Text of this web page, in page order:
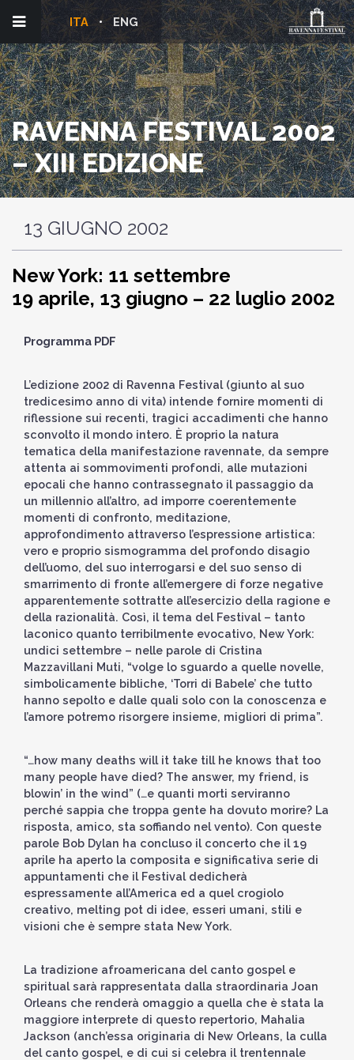
ENG
ITA
RAVENNA FESTIVAL 2002
– XIII EDIZIONE
13 GIUGNO 2002
New York: 11 settembre
19 aprile, 13 giugno – 22 luglio 2002
Programma PDF
L’edizione 2002 di Ravenna Festival (giunto al suo
tredicesimo anno di vita) intende fornire momenti di
riflessione sui recenti, tragici accadimenti che hanno
sconvolto il mondo intero. È proprio la natura
tematica della manifestazione ravennate, da sempre
attenta ai sommovimenti profondi, alle mutazioni
epocali che hanno contrassegnato il passaggio da
un millennio all’altro, ad imporre coerentemente
momenti di confronto, meditazione,
approfondimento attraverso l’espressione artistica:
vero e proprio sismogramma del profondo disagio
dell’uomo, del suo interrogarsi e del suo senso di
smarrimento di fronte all’emergere di forze negative
apparentemente sottratte all’esercizio della ragione e
della razionalità. Così, il tema del Festival – tanto
laconico quanto terribilmente evocativo, New York:
undici settembre – nelle parole di Cristina
Mazzavillani Muti, “volge lo sguardo a quelle novelle,
simbolicamente bibliche, ‘Torri di Babele’ che tutto
hanno sepolto e dalle quali solo con la conoscenza e
l’amore potremo risorgere insieme, migliori di prima”.
“…how many deaths will it take till he knows that too
many people have died? The answer, my friend, is
blowin’ in the wind” (…e quanti morti serviranno
perché sappia che troppa gente ha dovuto morire? La
risposta, amico, sta soffiando nel vento). Con queste
parole Bob Dylan ha concluso il concerto che il 19
aprile ha aperto la composita e significativa serie di
appuntamenti che il Festival dedicherà
espressamente all’America ed a quel crogiolo
creativo, melting pot di idee, esseri umani, stili e
visioni che è sempre stata New York.
La tradizione afroamericana del canto gospel e
spiritual sarà rappresentata dalla straordinaria Joan
Orleans che renderà omaggio a quella che è stata la
maggiore interprete di questo repertorio, Mahalia
Jackson (anch’essa originaria di New Orleans, la culla
del canto gospel, e di cui si celebra il trentennale